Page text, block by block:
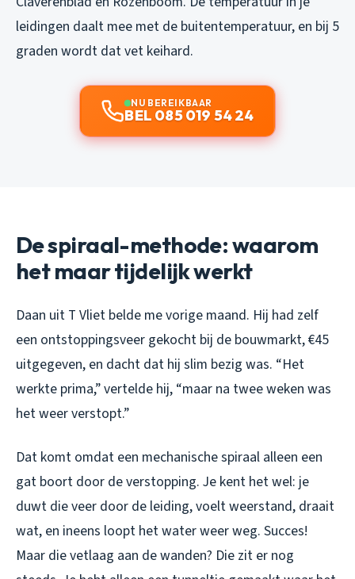
leidingen daalt mee met de buitentemperatuur, en bij 5
graden wordt dat vet keihard.
NU BEREIKBAAR
BEL 085 019 54 24
De spiraal-methode: waarom
het maar tijdelijk werkt
Daan uit T Vliet belde me vorige maand. Hij had zelf
een ontstoppingsveer gekocht bij de bouwmarkt, €45
uitgegeven, en dacht dat hij slim bezig was. “Het
werkte prima,” vertelde hij, “maar na twee weken was
het weer verstopt.”
Dat komt omdat een mechanische spiraal alleen een
gat boort door de verstopping. Je kent het wel: je
duwt die veer door de leiding, voelt weerstand, draait
wat, en ineens loopt het water weer weg. Succes!
Maar die vetlaag aan de wanden? Die zit er nog